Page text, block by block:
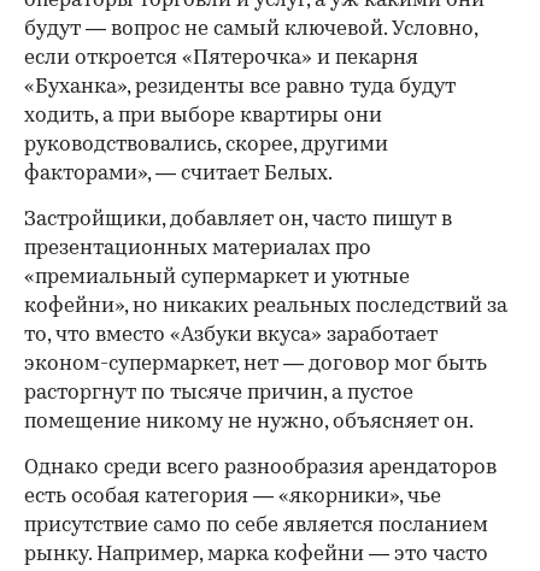
будут — вопрос не самый ключевой. Условно,
если откроется «Пятерочка» и пекарня
«Буханка», резиденты все равно туда будут
ходить, а при выборе квартиры они
руководствовались, скорее, другими
факторами», — считает Белых.
Застройщики, добавляет он, часто пишут в
презентационных материалах про
«премиальный супермаркет и уютные
кофейни», но никаких реальных последствий за
то, что вместо «Азбуки вкуса» заработает
эконом-супермаркет, нет — договор мог быть
расторгнут по тысяче причин, а пустое
помещение никому не нужно, объясняет он.
Однако среди всего разнообразия арендаторов
есть особая категория — «якорники», чье
присутствие само по себе является посланием
рынку. Например, марка кофейни — это часто